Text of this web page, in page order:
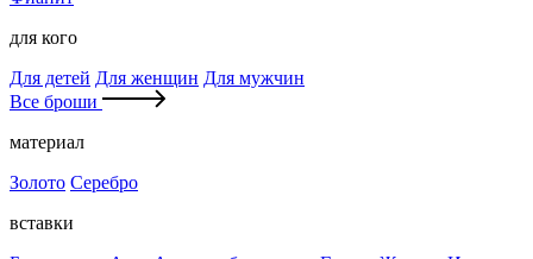
для кого
Для детей Для женщин Для мужчин
Все броши
материал
Золото Серебро
вставки